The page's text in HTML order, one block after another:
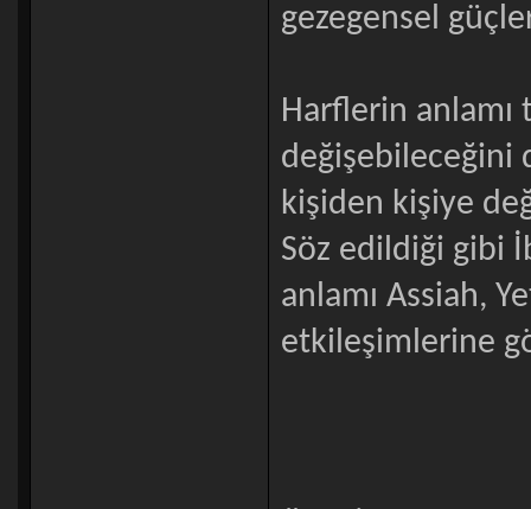
gezegensel
Harflerin
değişebileceğini
kişiden kişiye
Söz edildiği gibi
anlamı Assiah,
etkileşimlerine